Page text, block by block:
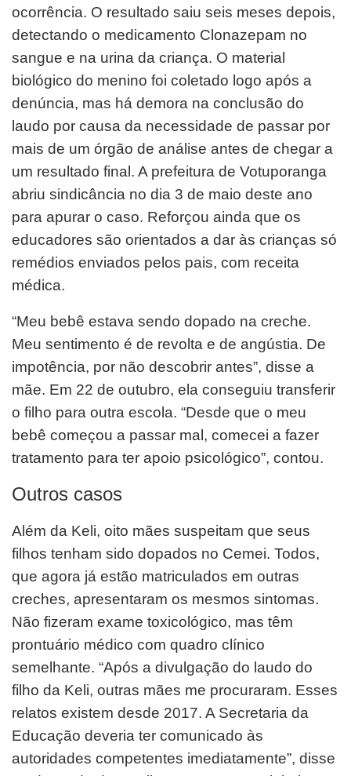
ocorrência. O resultado saiu seis meses depois,
detectando o medicamento Clonazepam no
sangue e na urina da criança. O material
biológico do menino foi coletado logo após a
denúncia, mas há demora na conclusão do
laudo por causa da necessidade de passar por
mais de um órgão de análise antes de chegar a
um resultado final. A prefeitura de Votuporanga
abriu sindicância no dia 3 de maio deste ano
para apurar o caso. Reforçou ainda que os
educadores são orientados a dar às crianças só
remédios enviados pelos pais, com receita
médica.
“Meu bebê estava sendo dopado na creche.
Meu sentimento é de revolta e de angústia. De
impotência, por não descobrir antes”, disse a
mãe. Em 22 de outubro, ela conseguiu transferir
o filho para outra escola. “Desde que o meu
bebê começou a passar mal, comecei a fazer
tratamento para ter apoio psicológico”, contou.
Outros casos
Além da Keli, oito mães suspeitam que seus
filhos tenham sido dopados no Cemei. Todos,
que agora já estão matriculados em outras
creches, apresentaram os mesmos sintomas.
Não fizeram exame toxicológico, mas têm
prontuário médico com quadro clínico
semelhante. “Após a divulgação do laudo do
filho da Keli, outras mães me procuraram. Esses
relatos existem desde 2017. A Secretaria da
Educação deveria ter comunicado às
autoridades competentes imediatamente”, disse